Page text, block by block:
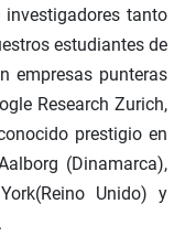
tanto
estudiantes de
empresas punteras
Research Zurich,
prestigio en
(Dinamarca),
Unido) y